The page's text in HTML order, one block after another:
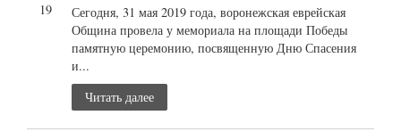
19
Сегодня, 31 мая 2019 года, воронежская еврейская
Община провела у мемориала на площади Победы
памятную церемонию, посвященную Дню Спасения
и...
Читать далее